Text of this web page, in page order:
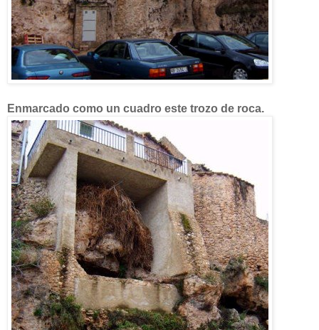
Enmarcado como un cuadro este trozo de roca.